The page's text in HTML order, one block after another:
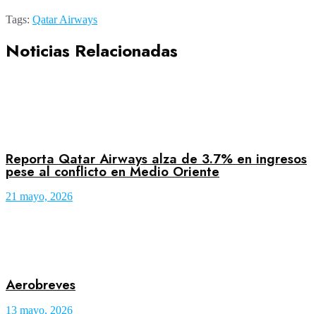
Tags: Qatar Airways
Noticias Relacionadas
Reporta Qatar Airways alza de 3.7% en ingresos
pese al conflicto en Medio Oriente
21 mayo, 2026
Aerobreves
13 mayo, 2026